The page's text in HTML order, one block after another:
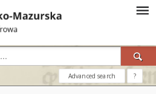
Advanced search ?